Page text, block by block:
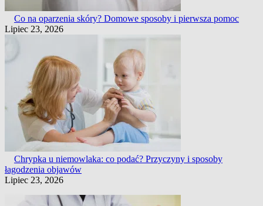
Co na oparzenia skóry? Domowe sposoby i pierwsza pomoc
Lipiec 23, 2026
Chrypka u niemowlaka: co podać? Przyczyny i sposoby
łagodzenia objawów
Lipiec 23, 2026